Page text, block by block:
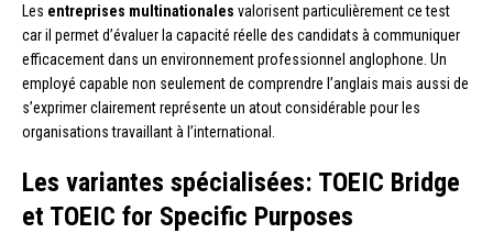
Les entreprises multinationales valorisent particulièrement ce test
car il permet d’évaluer la capacité réelle des candidats à communiquer
efficacement dans un environnement professionnel anglophone. Un
employé capable non seulement de comprendre l’anglais mais aussi de
s’exprimer clairement représente un atout considérable pour les
organisations travaillant à l’international.
Les variantes spécialisées: TOEIC Bridge
et TOEIC for Specific Purposes